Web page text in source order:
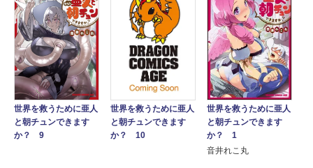
世界を救うために亜人
と朝チュンできます
か？ 9
世界を救うために亜人
と朝チュンできます
か？ 10
世界を救うために亜人
と朝チュンできます
か？ 1
音井れこ丸